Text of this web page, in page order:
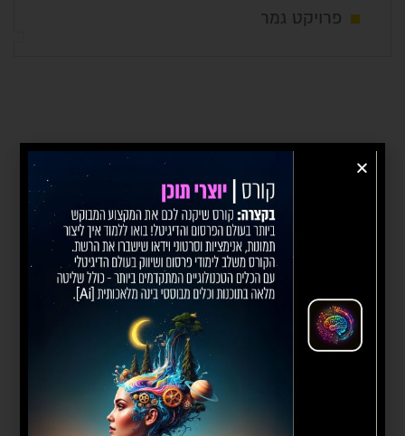
פרויקט גמר